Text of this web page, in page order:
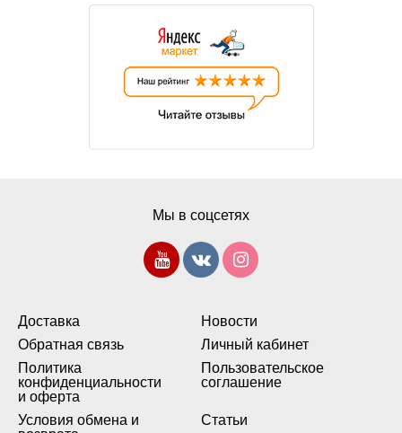
Доставка
Новости
Обратная связь
Личный кабинет
Политика
конфиденциальности
и оферта
Пользовательское
соглашение
Условия обмена и
Статьи
Мы в соцсетях